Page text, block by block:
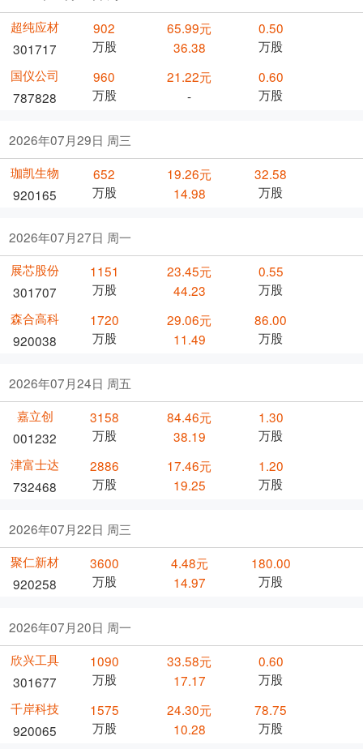
超纯应材
301717
902
万股
65.99元
36.38
0.50
万股
国仪公司
787828
960
万股
21.22元
-
0.60
万股
2026年07月29日 周三
珈凯生物
920165
652
万股
19.26元
14.98
32.58
万股
2026年07月27日 周一
展芯股份
301707
1151
万股
23.45元
44.23
0.55
万股
森合高科
920038
1720
万股
29.06元
11.49
86.00
万股
2026年07月24日 周五
嘉立创
001232
3158
万股
84.46元
38.19
1.30
万股
津富士达
732468
2886
万股
17.46元
19.25
1.20
万股
2026年07月22日 周三
聚仁新材
920258
3600
万股
4.48元
14.97
180.00
万股
2026年07月20日 周一
欣兴工具
301677
1090
万股
33.58元
17.17
0.60
万股
千岸科技
920065
1575
万股
24.30元
10.28
78.75
万股